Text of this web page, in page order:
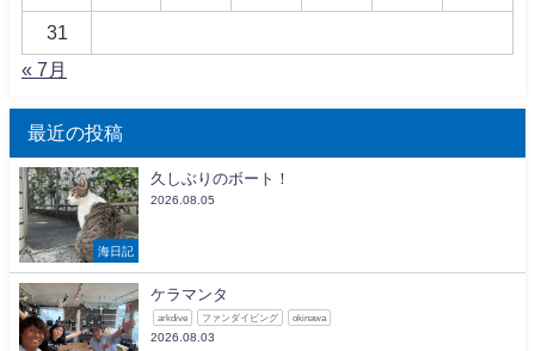
31
« 7月
最近の投稿
海日記
久しぶりのボート！
2026.08.05
ケラマンタ
arkdive ファンダイビング okinawa
2026.08.03